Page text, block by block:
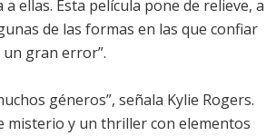
ellas. Esta película pone de relieve, a
de las formas en las que confiar
gran error”.
géneros”, señala Kylie Rogers.
misterio y un thriller con elementos